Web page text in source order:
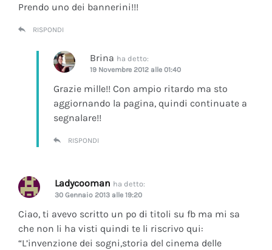
Prendo uno dei bannerini!!!
RISPONDI
Brina ha detto:
19 Novembre 2012 alle 01:40
Grazie mille!! Con ampio ritardo ma sto
aggiornando la pagina, quindi continuate a
segnalare!!
RISPONDI
Ladycooman ha detto:
30 Gennaio 2013 alle 19:20
Ciao, ti avevo scritto un po di titoli su fb ma mi sa
che non li ha visti quindi te li riscrivo qui:
“L’invenzione dei sogni,storia del cinema delle